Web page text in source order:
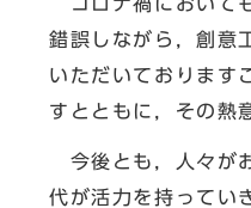
錯誤しながら，創意
いただいております
すとともに，その熱
今後とも，人々が
代が活力を持ってい